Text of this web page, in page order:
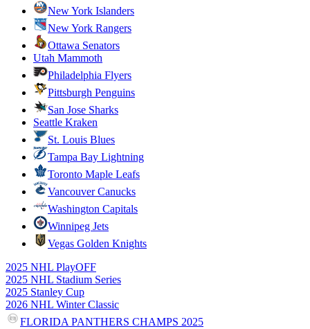
New York Islanders
New York Rangers
Ottawa Senators
Utah Mammoth
Philadelphia Flyers
Pittsburgh Penguins
San Jose Sharks
Seattle Kraken
St. Louis Blues
Tampa Bay Lightning
Toronto Maple Leafs
Vancouver Canucks
Washington Capitals
Winnipeg Jets
Vegas Golden Knights
2025 NHL PlayOFF
2025 NHL Stadium Series
2025 Stanley Cup
2026 NHL Winter Classic
FLORIDA PANTHERS CHAMPS 2025